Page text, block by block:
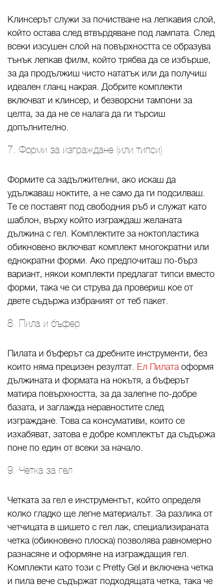
Клинсерът служи за почистване на лепкавия слой,
който остава след втвърдяване под лампата. След
всеки изсушен слой на повърхността се образува
тънък лепкав филм, който трябва да се избърше,
за да продължиш чисто нататък или да получиш
идеален гланц накрая. Добрите комплекти
включват и клинсер, и безворсни тампони за
целта, за да не се налага да ги търсиш
допълнително.
7. Форми за изграждане (или типси)
Формите са задължителни, ако искаш да
удължаваш ноктите, а не само да ги подсилваш.
Те се поставят под свободния ръб и служат като
шаблон, върху който изграждаш желаната
дължина с гел. Комплектите за ноктопластика
обикновено включват комплект многократни или
еднократни форми. Ако предпочиташ по-бърз
вариант, някои комплекти предлагат типси вместо
форми, така че си струва да провериш кое от
двете съдържа избраният от теб пакет.
8. Пила и бъфер
Пилата и бъферът са дребните инструменти, без
които няма прецизен резултат. Ел Пилатаоформя
дължината и формата на нокътя, а бъферът
матира повърхността, за да залепне по-добре
базата, и заглажда неравностите след
изграждане. Това са консумативи, които се
изхабяват, затова е добре комплектът да съдържа
поне по един от всеки за начало.
9. Четка за гел
Четката за гел е инструментът, който определя
колко гладко ще легне материалът. За разлика от
четчицата в шишето с гел лак, специализираната
четка (обикновено плоска) позволява равномерно
разнасяне и оформяне на изграждащия гел.
Комплекти като този с Pretty Gel и включена четка
и пила вече съдържат подходящата четка, така че